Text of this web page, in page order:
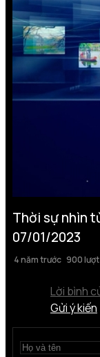
Thời sự nhìn
07/01/2023
4 năm trước 900
Lời bình
Gửi ý kiến